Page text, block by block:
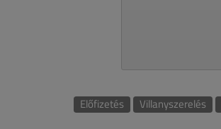
Előfizetés Villanyszerelés